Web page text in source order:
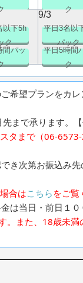
ク
以下5h
ク
間パッ
9/3
平日3名以
パック
平日5時間
ク
希望プランをカ
まで承ります。
タまで（06-
き次第お振込み
合はこちら をご覧
は当日・前日１
また、18歳未